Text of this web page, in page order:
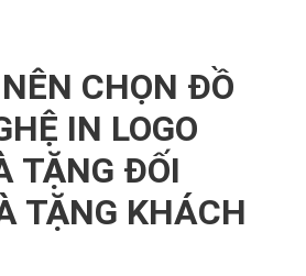
CHỌN ĐỒ
IN LOGO
TẶNG ĐỐI
TẶNG KHÁCH